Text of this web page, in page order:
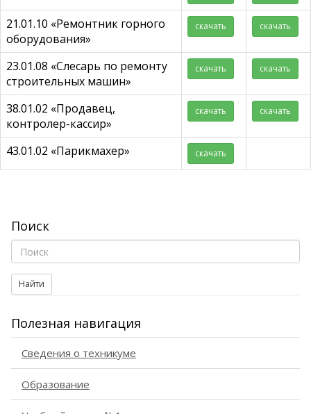
21.01.10 «Ремонтник горного
оборудования»
скачать скачать
23.01.08 «Слесарь по ремонту
строительных машин»
скачать скачать
38.01.02 «Продавец,
контролер-кассир»
скачать скачать
43.01.02 «Парикмахер» скачать
Поиск
Найти
Полезная навигация
Сведения о техникуме
Образование